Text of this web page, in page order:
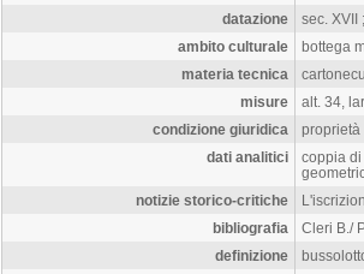
datazione
sec. XVII
ambito culturale
bottega
materia tecnica
misure
alt. 34,
condizione giuridica
proprietà
dati analitici
coppia di
notizie storico-critiche
bibliografia
Cleri B./
definizione